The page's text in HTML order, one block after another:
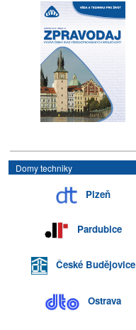
Domy techniky
Plzeň
Pardubice
České Budějovice
Ostrava